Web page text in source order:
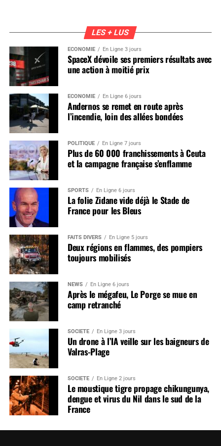
LES + LUS
ÉCONOMIE En Ligne 3 jours
SpaceX dévoile ses premiers résultats avec
une action à moitié prix
ÉCONOMIE En Ligne 6 jours
Andernos se remet en route après
l’incendie, loin des allées bondées
POLITIQUE En Ligne 7 jours
Plus de 60 000 franchissements à Ceuta
et la campagne française s’enflamme
SPORTS En Ligne 6 jours
La folie Zidane vide déjà le Stade de
France pour les Bleus
FAITS DIVERS En Ligne 5 jours
Deux régions en flammes, des pompiers
toujours mobilisés
NEWS En Ligne 6 jours
Après le mégafeu, Le Porge se mue en
camp retranché
SOCIÉTÉ En Ligne 3 jours
Un drone à l’IA veille sur les baigneurs de
Valras-Plage
SOCIÉTÉ En Ligne 2 jours
Le moustique tigre propage chikungunya,
dengue et virus du Nil dans le sud de la
France